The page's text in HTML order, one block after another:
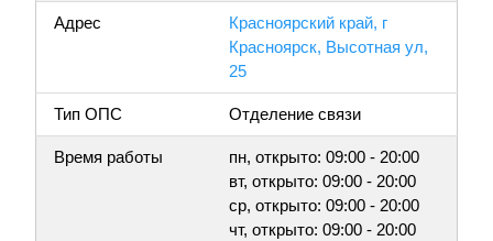
Адрес
Красноярский край, г
Красноярск, Высотная ул,
25
Тип ОПС Отделение связи
Время работы
пн, открыто: 09:00 - 20:00
вт, открыто: 09:00 - 20:00
ср, открыто: 09:00 - 20:00
чт, открыто: 09:00 - 20:00